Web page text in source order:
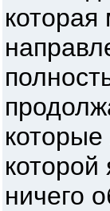
которые
которой
ничего